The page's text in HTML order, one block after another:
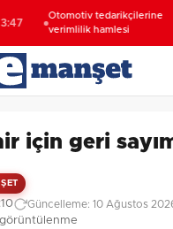
Otomotiv tedarikçilerine
verimlilik hamlesi
için geri
Güncelleme: 10 Ağustos